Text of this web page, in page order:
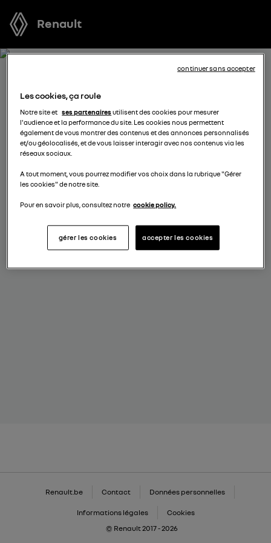
Renault
RECEVEZ GRATUITEMENT
VOTRE OFFRE POUR GRAND
KANGOO
proposer l’offre la plus avantageuse, des solutions de
conseiller dans votre projet d’achat.
sélectionnez un distributeur
Renault.be Contact Données personnelles
Informations légales
Cookies
© Renault 2017 - 2026
Les cookies, ça roule
Notre site et ses partenairesutilisent des cookies pour mesurer
l'audience et la performance du site. Les cookies nous permettent
également de vous montrer des contenus et des annonces personnalisés
et/ou géolocalisés, et de vous laisser interagir avec nos contenus via les
réseaux sociaux.
A tout moment, vous pourrez modifier vos choix dans la rubrique "Gérer
les cookies" de notre site.
Pour en savoir plus, consultez notre cookie policy.
accepter les cookies
gérer les cookies
continuer sans accepter